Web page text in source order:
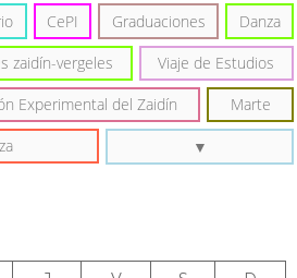
CePI Graduaciones Danza
zaidín-vergeles Viaje de Estudios
Experimental del Zaidín Marte